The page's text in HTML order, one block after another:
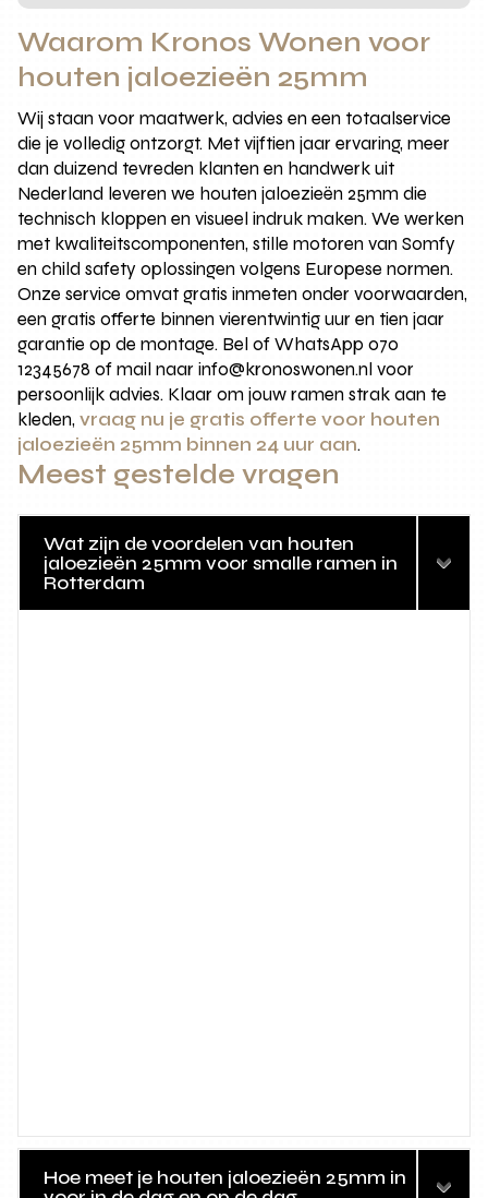
Waarom Kronos Wonen voor
houten jaloezieën 25mm
Wij staan voor maatwerk, advies en een totaalservice
die je volledig ontzorgt. Met vijftien jaar ervaring, meer
dan duizend tevreden klanten en handwerk uit
Nederland leveren we houten jaloezieën 25mm die
technisch kloppen en visueel indruk maken. We werken
met kwaliteitscomponenten, stille motoren van Somfy
en child safety oplossingen volgens Europese normen.
Onze service omvat gratis inmeten onder voorwaarden,
een gratis offerte binnen vierentwintig uur en tien jaar
garantie op de montage. Bel of WhatsApp 070
12345678 of mail naar info@kronoswonen.nl voor
persoonlijk advies. Klaar om jouw ramen strak aan te
kleden,vraag nu je gratis offerte voor houten
jaloezieën 25mm binnen 24 uur aan.
Meest gestelde vragen
Wat zijn de voordelen van houten
jaloezieën 25mm voor smalle ramen in
Rotterdam
Hoe meet je houten jaloezieën 25mm in